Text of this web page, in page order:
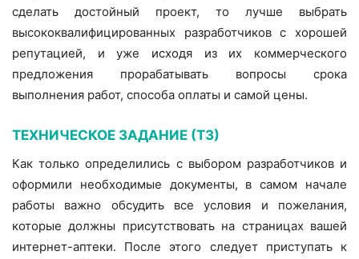
сделать достойный проект, то лучше выбрать
высококвалифицированных разработчиков с хорошей
репутацией, и уже исходя из их коммерческого
предложения прорабатывать вопросы срока
выполнения работ, способа оплаты и самой цены.
ТЕХНИЧЕСКОЕ ЗАДАНИЕ (ТЗ)
Как только определились с выбором разработчиков и
оформили необходимые документы, в самом начале
работы важно обсудить все условия и пожелания,
которые должны присутствовать на страницах вашей
интернет-аптеки. После этого следует приступать к